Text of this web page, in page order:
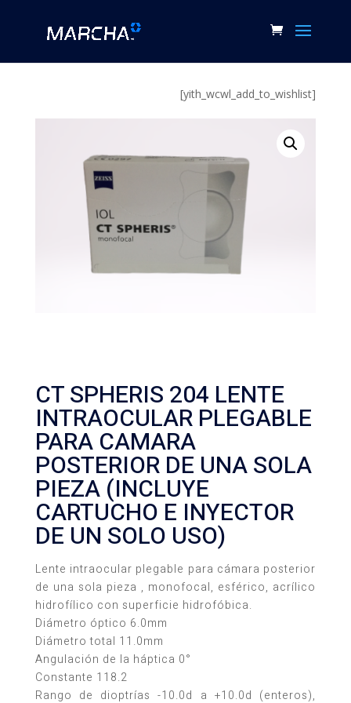
[yith_wcwl_add_to_wishlist]
CT SPHERIS 204 LENTE
INTRAOCULAR PLEGABLE
PARA CAMARA
POSTERIOR DE UNA SOLA
PIEZA (INCLUYE
CARTUCHO E INYECTOR
DE UN SOLO USO)
Lente intraocular plegable para cámara posterior
de una sola pieza , monofocal, esférico, acrílico
hidrofílico con superficie hidrofóbica.
Diámetro óptico 6.0mm
Diámetro total 11.0mm
Angulación de la háptica 0°
Constante 118.2
Rango de dioptrías -10.0d a +10.0d (enteros),